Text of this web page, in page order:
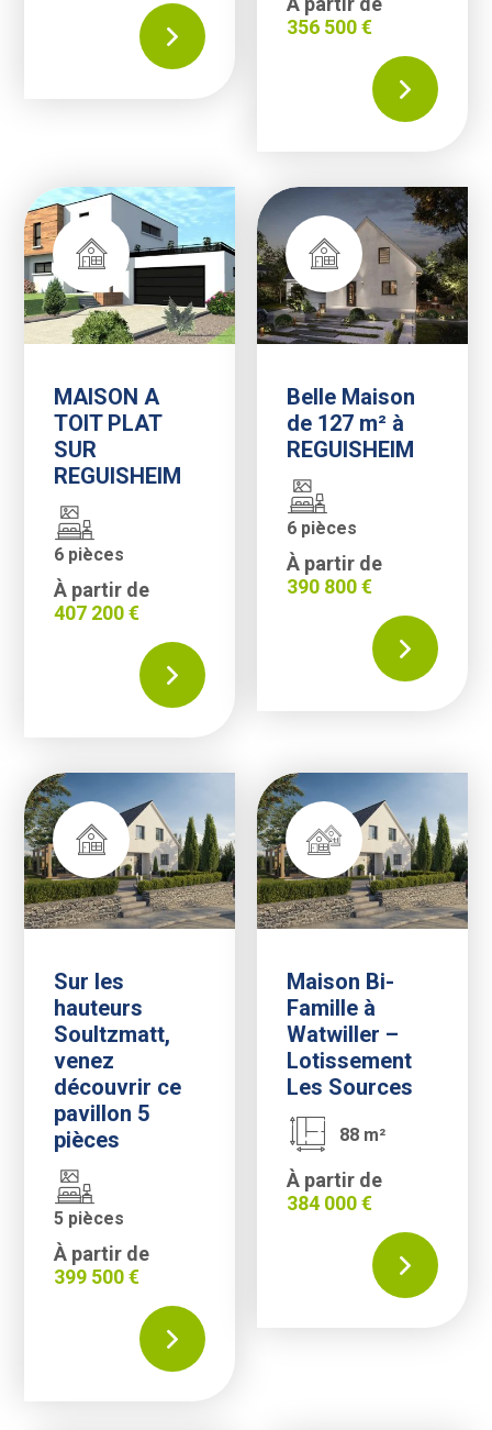
356 500 €
MAISON A
TOIT PLAT
SUR
REGUISHEIM
6 pièces
À partir de
407 200 €
Belle Maison
de 127 m² à
REGUISHEIM
6 pièces
À partir de
390 800 €
Sur les
hauteurs
Soultzmatt,
venez
découvrir ce
pavillon 5
pièces
5 pièces
À partir de
399 500 €
Maison Bi-
Famille à
Watwiller –
Lotissement
Les Sources
88 m²
À partir de
384 000 €